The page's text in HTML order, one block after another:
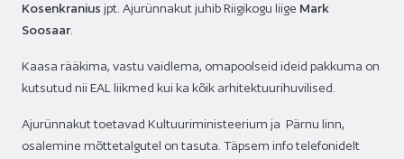
Kosenkranius jpt. Ajurünnakut juhib Riigikogu liige Mark
Soosaar.
Kaasa rääkima, vastu vaidlema, omapoolseid ideid pakkuma on
kutsutud nii EAL liikmed kui ka kõik arhitektuurihuvilised.
Ajurünnakut toetavad Kultuuriministeerium ja Pärnu linn,
osalemine mõttetalgutel on tasuta. Täpsem info telefonidelt